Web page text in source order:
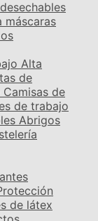
máscaras
Alta
de
Camisas de
de trabajo
Abrigos
de látex